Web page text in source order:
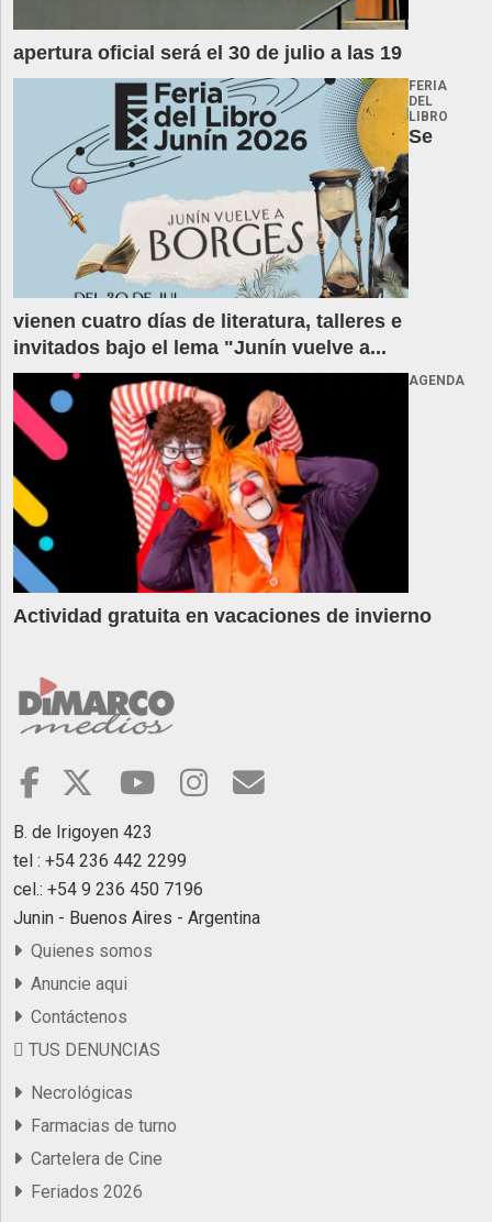
apertura oficial será el 30 de julio a las 19
FERIA
DEL
LIBRO
Se
vienen cuatro días de literatura, talleres e
invitados bajo el lema "Junín vuelve a...
AGENDA
Actividad gratuita en vacaciones de invierno
B. de Irigoyen 423
tel : +54 236 442 2299
cel.: +54 9 236 450 7196
Junin - Buenos Aires - Argentina
Quienes somos
Anuncie aqui
Contáctenos
TUS DENUNCIAS
Necrológicas
Farmacias de turno
Cartelera de Cine
Feriados 2026